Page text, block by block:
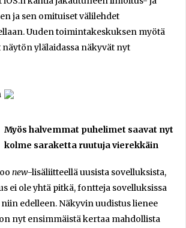
ja sen omituiset välilehdet
Uuden toimintakeskuksen myötä
ylälaidassa näkyvät nyt
Myös halvemmat puhelimet saavat nyt
kolme saraketta ruutuja vierekkäin
new-lisäliitteellä uusista sovelluksista,
ei ole yhtä pitkä, fontteja sovelluksissa
edelleen. Näkyvin uudistus lienee
nyt ensimmäistä kertaa mahdollista